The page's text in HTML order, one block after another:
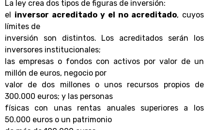
La ley crea dos tipos de figuras de inversión:
el inversor acreditado y el no acreditado, cuyos
límites de
inversión son distintos. Los acreditados serán los
inversores institucionales;
las empresas o fondos con activos por valor de un
millón de euros, negocio por
valor de dos millones o unos recursos propios de
300.000 euros; y las personas
físicas con unas rentas anuales superiores a los
50.000 euros o un patrimonio